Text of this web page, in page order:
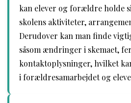
kan elever og forældre holde
skolens aktiviteter,
Derudover kan man finde
såsom ændringer i skemaet,
kontaktoplysninger, hvilket
i forældresamarbejdet og